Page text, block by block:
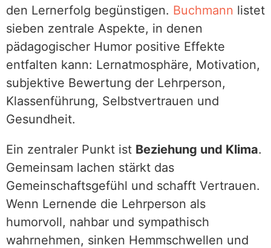
den Lernerfolg begünstigen. Buchmann listet
sieben zentrale Aspekte, in denen
pädagogischer Humor positive Effekte
entfalten kann: Lernatmosphäre, Motivation,
subjektive Bewertung der Lehrperson,
Klassenführung, Selbstvertrauen und
Gesundheit.
Ein zentraler Punkt ist Beziehung und Klima.
Gemeinsam lachen stärkt das
Gemeinschaftsgefühl und schafft Vertrauen.
Wenn Lernende die Lehrperson als
humorvoll, nahbar und sympathisch
wahrnehmen, sinken Hemmschwellen und